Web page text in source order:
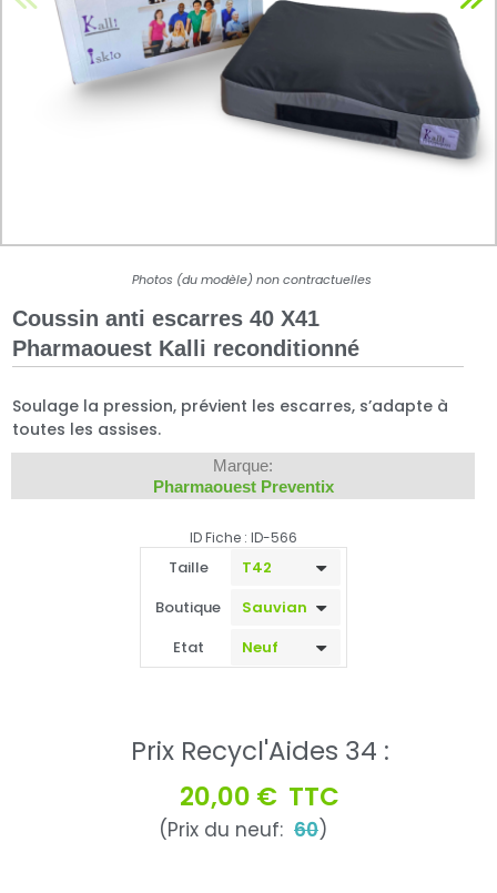
Photos (du modèle) non contractuelles
Coussin anti escarres 40 X41
Pharmaouest Kalli reconditionné
Soulage la pression, prévient les escarres, s’adapte à
toutes les assises.
Marque:
Pharmaouest Preventix
ID Fiche : ID-566
Taille
Boutique
Etat
Prix Recycl'Aides 34 :
20,00 € TTC
(Prix du neuf: 60)